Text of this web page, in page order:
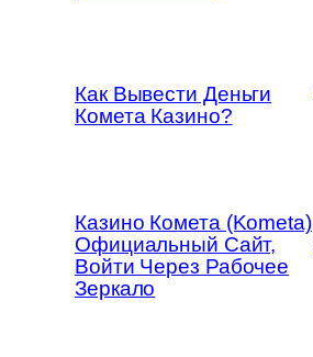
Как Вывести Деньги
Комета Казино?
Казино Комета (Kometa)
Официальный Сайт,
Войти Через Рабочее
Зеркало